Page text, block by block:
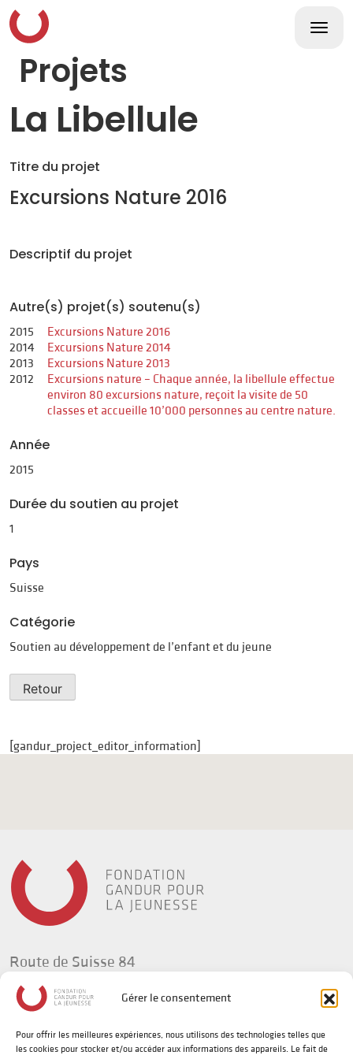
Gérer le consentement
Pour offrir les meilleures expériences, nous utilisons des technologies telles que
les cookies pour stocker et/ou accéder aux informations des appareils. Le fait de
Skip
to
content
Projets
La Libellule
Titre du projet
Excursions Nature 2016
Descriptif du projet
Autre(s) projet(s) soutenu(s)
2015
Excursions Nature 2016
2014
Excursions Nature 2014
2013
Excursions Nature 2013
2012
Excursions nature – Chaque année, la libellule effectue
environ 80 excursions nature, reçoit la visite de 50
classes et accueille 10’000 personnes au centre nature.
Année
2015
Durée du soutien au projet
1
Pays
Suisse
Catégorie
Soutien au développement de l’enfant et du jeune
Retour
[gandur_project_editor_information]
Route de Suisse 84
1295 Tannay
Suisse
t +41(0) 58 702 92 34